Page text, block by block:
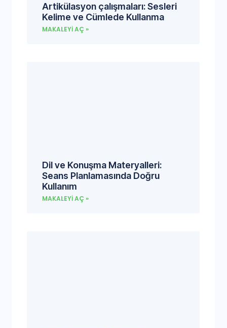
Artikülasyon çalışmaları: Sesleri
Kelime ve Cümlede Kullanma
MAKALEYI AÇ »
Dil ve Konuşma Materyalleri:
Seans Planlamasında Doğru
Kullanım
MAKALEYI AÇ »